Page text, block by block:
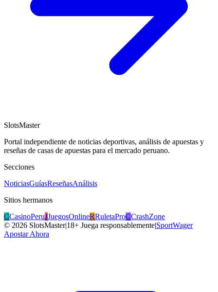
SlotsMaster
Portal independiente de noticias deportivas, análisis de apuestas y
reseñas de casas de apuestas para el mercado peruano.
Secciones
NoticiasGuíasReseñasAnálisis
Sitios hermanos
CCasinoPeruJJuegosOnlineRRuletaProCCrashZone
© 2026 SlotsMaster|18+ Juega responsablemente|SportWager
Apostar Ahora